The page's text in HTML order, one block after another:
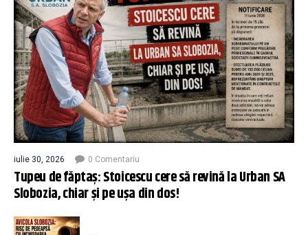
iulie 30, 2026 0 Comentariu
Tupeu de făptaș: Stoicescu cere să revină la Urban SA
Slobozia, chiar și pe ușa din dos!